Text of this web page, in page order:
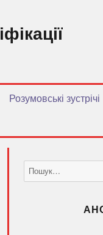
Розумовські зустрічі
Пошук
за